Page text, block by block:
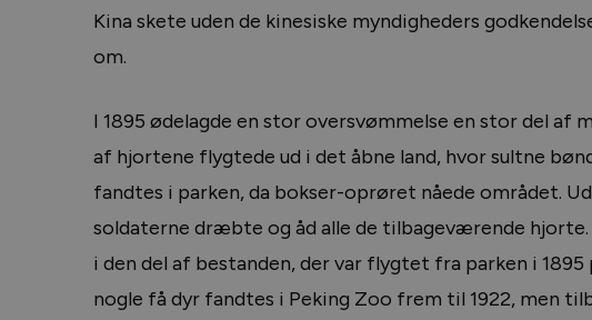
Kina skete uden de kinesiske myndigheders
om.
I 1895 ødelagde en stor oversvømmelse en stor del af
af hjortene flygtede ud i det åbne land, hvor sultne
fandtes i parken, da bokser-oprøret nåede området.
soldaterne dræbte og åd alle de tilbageværende
i den del af bestanden, der var flygtet fra parken i
nogle få dyr fandtes i Peking Zoo frem til 1922, men